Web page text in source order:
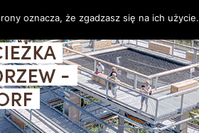
oznacza, że zgadzasz się na ich użycie.